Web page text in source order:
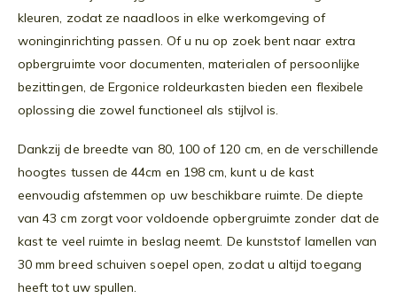
kleuren, zodat ze naadloos in elke werkomgeving of
woninginrichting passen. Of u nu op zoek bent naar extra
opbergruimte voor documenten, materialen of persoonlijke
bezittingen, de Ergonice roldeurkasten bieden een flexibele
oplossing die zowel functioneel als stijlvol is.
Dankzij de breedte van 80, 100 of 120 cm, en de verschillende
hoogtes tussen de 44cm en 198 cm, kunt u de kast
eenvoudig afstemmen op uw beschikbare ruimte. De diepte
van 43 cm zorgt voor voldoende opbergruimte zonder dat de
kast te veel ruimte in beslag neemt. De kunststof lamellen van
30 mm breed schuiven soepel open, zodat u altijd toegang
heeft tot uw spullen.